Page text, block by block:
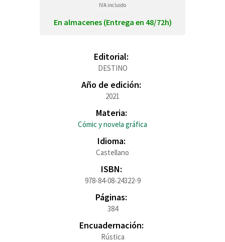
IVA incluido
En almacenes (Entrega en 48/72h)
Editorial:
DESTINO
Año de edición:
2021
Materia:
Cómic y novela gráfica
Idioma:
Castellano
ISBN:
978-84-08-24322-9
Páginas:
384
Encuadernación:
Rústica